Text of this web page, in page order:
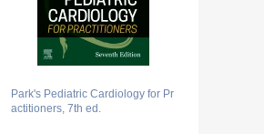
Park's Pediatric Cardiology for Pr
actitioners, 7th ed.